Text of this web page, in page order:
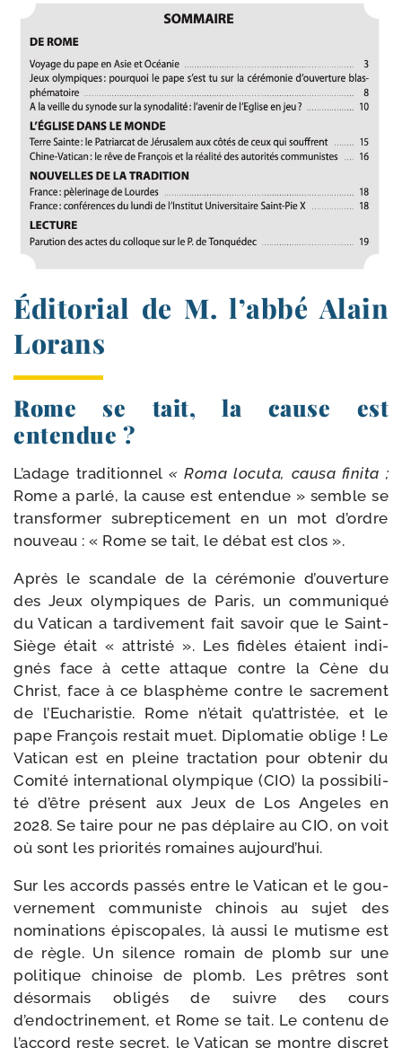
Éditorial de M. l’abbé Alain
Lorans
Rome se tait, la cause est
entendue ?
L’adage tra­di­tion­nel « Roma locu­ta, cau­sa fini­ta ;
Rome a par­lé, la cause est enten­due » semble se
trans­for­mer subrep­ti­ce­ment en un mot d’ordre
nou­veau : « Rome se tait, le débat est clos ».
Après le scan­dale de la céré­mo­nie d’ouverture
des Jeux olym­piques de Paris, un com­mu­ni­qué
du Vatican a tar­di­ve­ment fait savoir que le Saint-​
Siège était « attris­té ». Les fidèles étaient indi­
gnés face à cette attaque contre la Cène du
Christ, face à ce blas­phème contre le sacre­ment
de l’Eucharistie. Rome n’était qu’attristée, et le
pape François res­tait muet. Diplomatie oblige ! Le
Vatican est en pleine trac­ta­tion pour obte­nir du
Comité inter­na­tio­nal olym­pique (CIO) la pos­si­bi­li­
té d’être pré­sent aux Jeux de Los Angeles en
2028. Se taire pour ne pas déplaire au CIO, on voit
où sont les prio­ri­tés romaines aujourd’hui.
Sur les accords pas­sés entre le Vatican et le gou­
ver­ne­ment com­mu­niste chi­nois au sujet des
nomi­na­tions épis­co­pales, là aus­si le mutisme est
de règle. Un silence romain de plomb sur une
poli­tique chi­noise de plomb. Les prêtres sont
désor­mais obli­gés de suivre des cours
d’endoctrinement, et Rome se tait. Le conte­nu de
l’accord reste secret, le Vatican se montre dis­cret